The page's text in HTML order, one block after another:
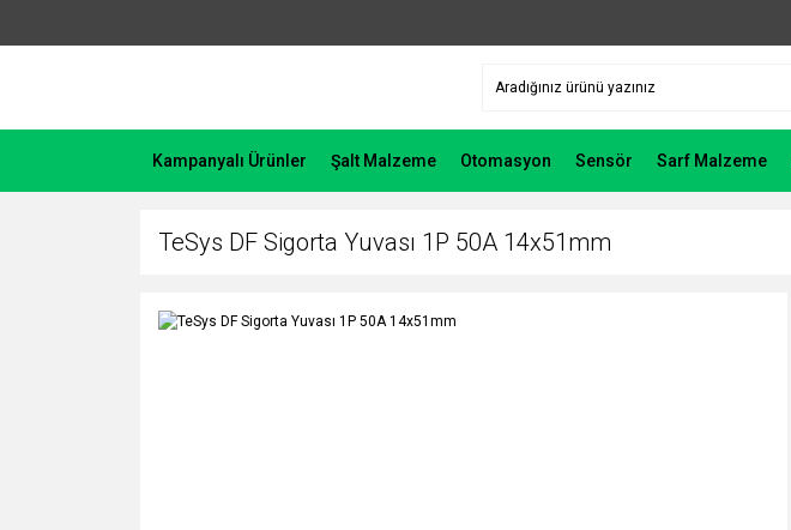
Kampanyalı Ürünler Şalt Malzeme Otomasyon Sensör Sarf Malzeme
TeSys DF Sigorta Yuvası 1P 50A 14x51mm